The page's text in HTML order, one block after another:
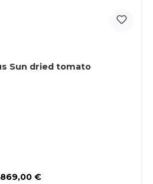
Artisan Plus Sun dried tomato
Regulärer Preis:
869,00 €